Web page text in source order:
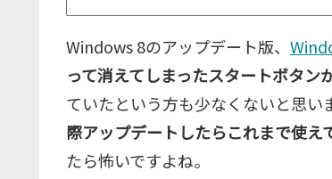
Windows 8のアップデート版、
って消えてしまったスタートボタン
ていたという方も少なくないと思
際アップデートしたらこれまで使え
たら怖いですよね。